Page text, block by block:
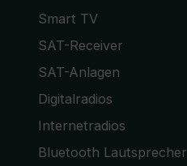
Smart TV
SAT-Receiver
SAT-Anlagen
Digitalradios
Internetradios
Bluetooth Lautsprecher